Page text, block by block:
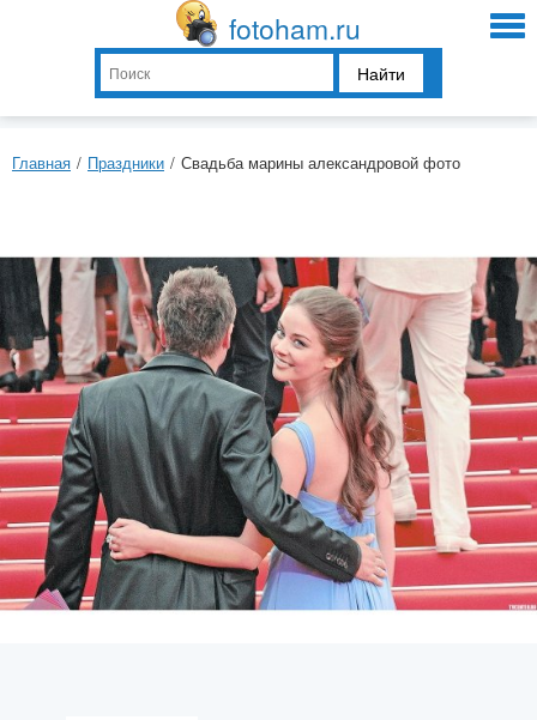
fotoham.ru
Найти
Главная / Праздники / Свадьба марины александровой фото